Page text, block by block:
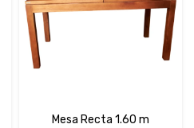
Mesa Recta 1.60 m